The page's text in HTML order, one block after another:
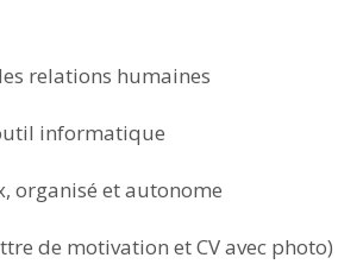
relations humaines
informatique
organisé et autonome
de motivation et CV avec photo)